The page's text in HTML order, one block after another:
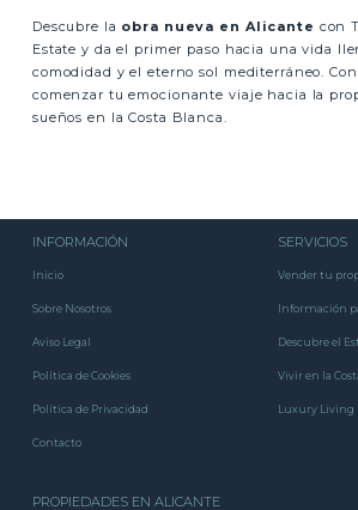
Descubre la obra nueva en Alicante con
Estate y da el primer paso hacia una vida
comodidad y el eterno sol mediterráneo.
comenzar tu emocionante viaje hacia la
sueños en la Costa Blanca.
INFORMACIÓN
Inicio
Sobre Nosotros
Aviso Legal
Política de Cookies
Política de Privacidad
Contacto
SERVICIOS
Vender tu
Información
Descubre el
Vivir en la
Luxury Living
PROPIEDADES EN ALICANTE